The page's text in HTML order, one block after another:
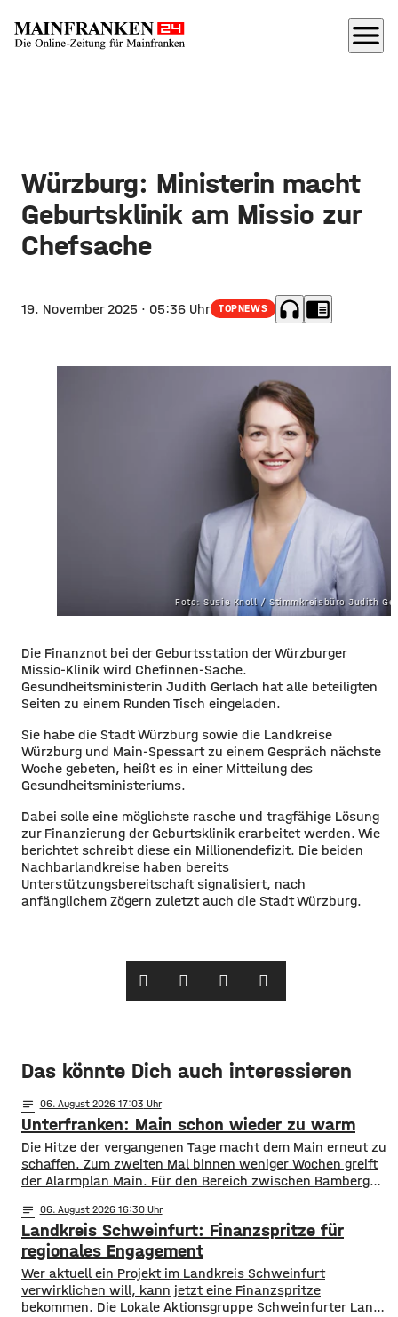
menu
Würzburg: Ministerin macht
Geburtsklinik am Missio zur
Chefsache
19. November 2025 · 05:36 Uhr TOPNEWS headphones chrome_reader_mode
Foto: Susie Knoll / Stimmkreisbüro Judith
Die Finanznot bei der Geburtsstation der Würzburger
Missio-Klinik wird Chefinnen-Sache.
Gesundheitsministerin Judith Gerlach hat alle beteiligten
Seiten zu einem Runden Tisch eingeladen.
Sie habe die Stadt Würzburg sowie die Landkreise
Würzburg und Main-Spessart zu einem Gespräch nächste
Woche gebeten, heißt es in einer Mitteilung des
Gesundheitsministeriums.
Dabei solle eine möglichste rasche und tragfähige Lösung
zur Finanzierung der Geburtsklinik erarbeitet werden. Wie
berichtet schreibt diese ein Millionendefizit. Die beiden
Nachbarlandkreise haben bereits
Unterstützungsbereitschaft signalisiert, nach
anfänglichem Zögern zuletzt auch die Stadt Würzburg.
Das könnte Dich auch interessieren
notes 06. August 2026 17:03
Unterfranken: Main schon wieder zu warm
Die Hitze der vergangenen Tage macht dem Main erneut zu
schaffen. Zum zweiten Mal binnen weniger Wochen greift
der Alarmplan Main. Für den Bereich zwischen Bamberg
mainabwärts die zweite von drei Warnstufen. Zwar gibt es
aktuell mit dem Sauerstoffgehalt im Wasser noch keine
Probleme, allerdings ist die Wassertemperatur
notes 06. August 2026 16:30
Landkreis Schweinfurt: Finanzspritze für
regionales Engagement
Wer aktuell ein Projekt im Landkreis Schweinfurt
verwirklichen will, kann jetzt eine Finanzspritze
bekommen. Die Lokale Aktionsgruppe Schweinfurter Land